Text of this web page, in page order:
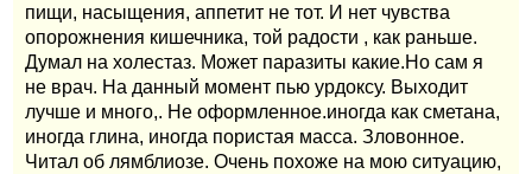
пищи, насыщения, аппетит не тот. И нет чувства
опорожнения кишечника, той радости , как раньше.
Думал на холестаз. Может паразиты какие.Но сам я
не врач. На данный момент пью урдоксу. Выходит
лучше и много,. Не оформленное.иногда как сметана,
иногда глина, иногда пористая масса. Зловонное.
Читал об лямблиозе. Очень похоже на мою ситуацию,